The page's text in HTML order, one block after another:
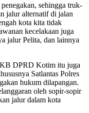
sehingga truk-
jalur alternatif di jalan
kota kita tidak
kecelakaan juga
jalur Pelita, dan lainnya
DPRD Kotim itu juga
Satlantas Polres
hukum dilapangan.
oleh sopir-sopir
jalur dalam kota